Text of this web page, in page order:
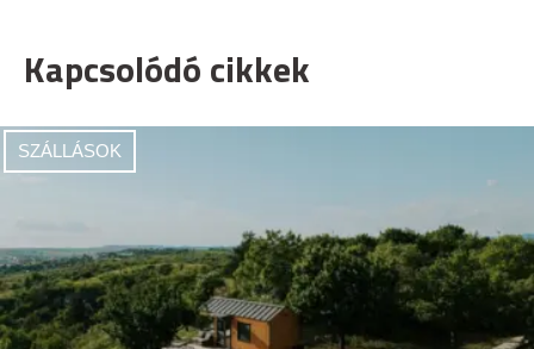
Kapcsolódó cikkek
SZÁLLÁSOK